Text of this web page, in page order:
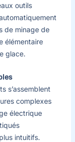
outils
de minage de
élémentaire
glace.
s’assemblent
complexes
électrique
intuitifs.